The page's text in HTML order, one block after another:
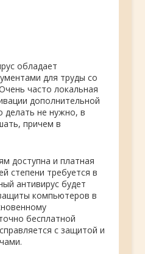
обладает
для труды со
часто локальная
дополнительной
делать не нужно, в
причем в
доступна и платная
степени требуется в
антивирус будет
компьютеров в
бесплатной
с защитой и